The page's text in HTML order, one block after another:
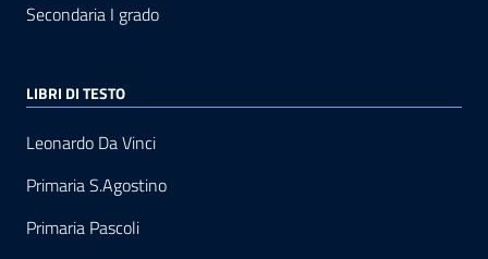
Secondaria I grado
LIBRI DI TESTO
Leonardo Da Vinci
Primaria S.Agostino
Primaria Pascoli